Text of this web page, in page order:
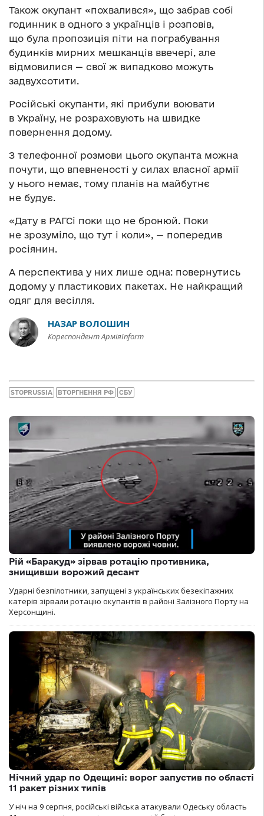
Також окупант «похвалився», що забрав собі
годинник в одного з українців і розповів,
що була пропозиція піти на пограбування
будинків мирних мешканців ввечері, але
відмовилися — свої ж випадково можуть
задвухсотити.
Російські окупанти, які прибули воювати
в Україну, не розраховують на швидке
повернення додому.
З телефонної розмови цього окупанта можна
почути, що впевненості у силах власної армії
у нього немає, тому планів на майбутнє
не будує.
«Дату в РАГСі поки що не бронюй. Поки
не зрозуміло, що тут і коли», — попередив
росіянин.
А перспектива у них лише одна: повернутись
додому у пластикових пакетах. Не найкращий
одяг для весілля.
НАЗАР ВОЛОШИН
Кореспондент АрміяInform
STOPRUSSIA ВТОРГНЕННЯ РФ СБУ
Рій «Баракуд» зірвав ротацію противника,
знищивши ворожий десант
Ударні безпілотники, запущені з українських безекіпажних
катерів зірвали ротацію окупантів в районі Залізного Порту на
Херсонщині.
Нічний удар по Одещині: ворог запустив по області
11 ракет різних типів
У ніч на 9 серпня, російські війська атакували Одеську область